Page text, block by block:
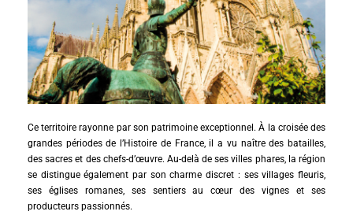
Ce territoire rayonne par son patrimoine exceptionnel. À la croisée des
grandes périodes de l’Histoire de France, il a vu naître des batailles,
des sacres et des chefs-d’œuvre. Au-delà de ses villes phares, la région
se distingue également par son charme discret : ses villages fleuris,
ses églises romanes, ses sentiers au cœur des vignes et ses
producteurs passionnés.